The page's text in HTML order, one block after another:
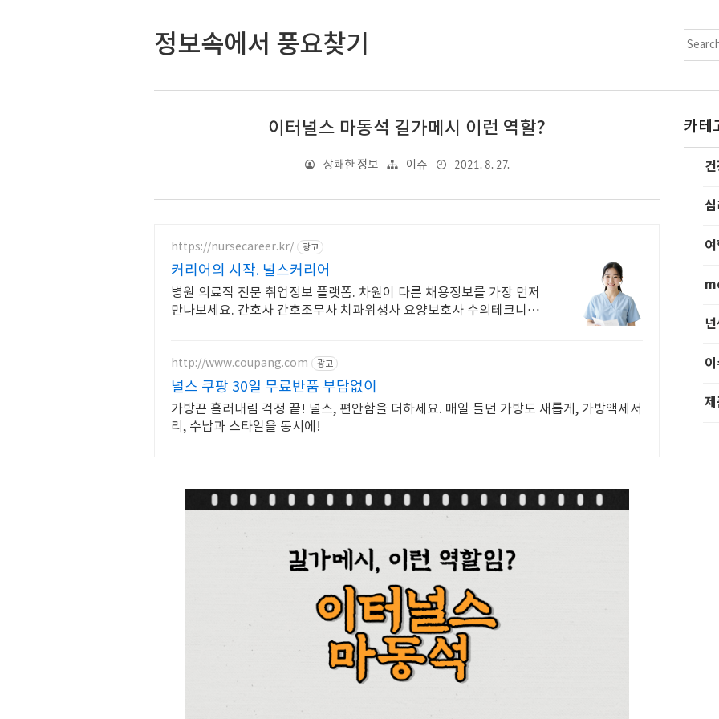
정보속에서 풍요찾기
이터널스 마동석 길가메시 이런 역할?
상쾌한 정보 이슈 2021. 8. 27.
https://nursecareer.kr/ 광고
커리어의 시작. 널스커리어
병원 의료직 전문 취업정보 플랫폼. 차원이 다른 채용정보를 가장 먼저
만나보세요. 간호사 간호조무사 치과위생사 요양보호사 수의테크니션
http://www.coupang.com 광고
널스 쿠팡 30일 무료반품 부담없이
가방끈 흘러내림 걱정 끝! 널스, 편안함을 더하세요. 매일 들던 가방도 새롭게, 가방액세서
리, 수납과 스타일을 동시에!
카테